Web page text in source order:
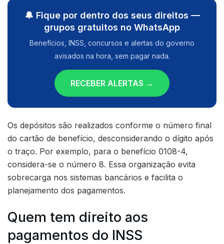
🔔 Fique por dentro dos seus direitos —
grupos gratuitos no WhatsApp
Benefícios, INSS, concursos e alertas do governo
avisados na hora, sem pagar nada.
RECEBER ALERTAS →
Os depósitos são realizados conforme o número final
do cartão de benefício, desconsiderando o dígito após
o traço. Por exemplo, para o benefício 0108-4,
considera-se o número 8. Essa organização evita
sobrecarga nos sistemas bancários e facilita o
planejamento dos pagamentos.
Quem tem direito aos
pagamentos do INSS